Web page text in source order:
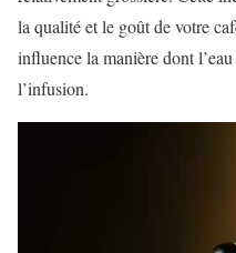
la qualité et le goût de votre
influence la manière dont
l’infusion.